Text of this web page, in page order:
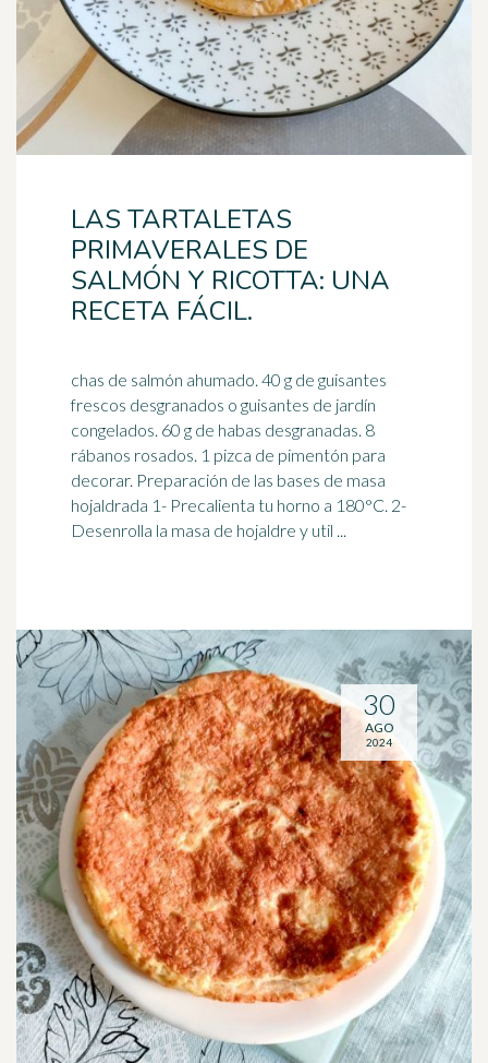
LAS TARTALETAS
PRIMAVERALES DE
SALMÓN Y RICOTTA: UNA
RECETA FÁCIL.
chas de salmón ahumado. 40 g de guisantes
frescos desgranados o guisantes de jardín
congelados. 60 g de habas desgranadas. 8
rábanos rosados. 1 pizca de pimentón para
decorar. Preparación de las bases de masa
hojaldrada 1- Precalienta tu horno a 180°C. 2-
Desenrolla la masa de hojaldre y util ...
30
AGO
2024